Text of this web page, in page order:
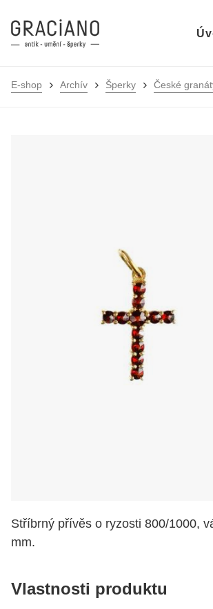
E-shop Archív Šperky České
Stříbrný přívěs o ryzosti 800/1000,
mm.
Vlastnosti produktu